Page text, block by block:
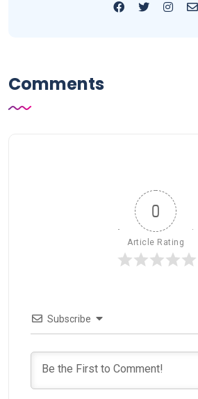
Comments
0
Article Rating
Subscribe